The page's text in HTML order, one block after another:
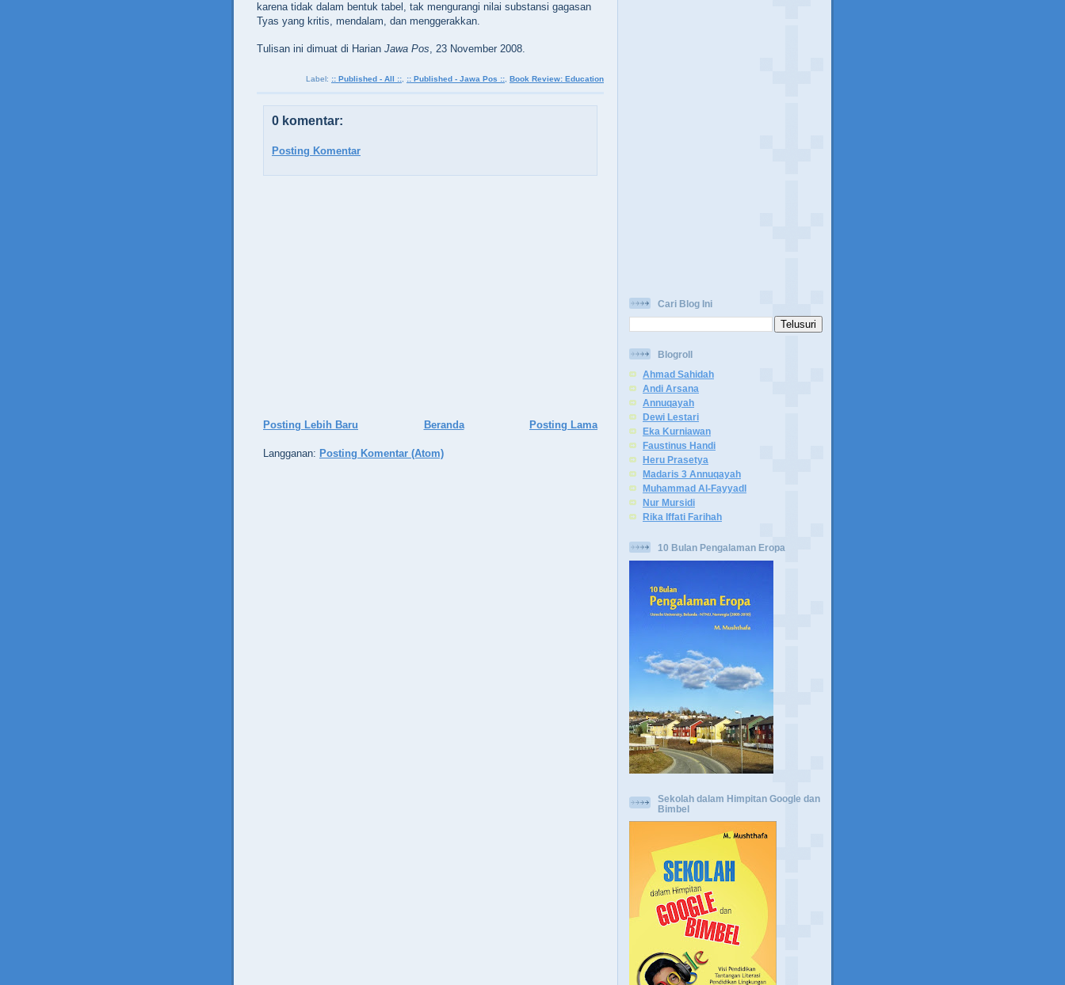
karena tidak dalam bentuk tabel, tak mengurangi nilai substansi gagasan
Tyas yang kritis, mendalam, dan menggerakkan.
Tulisan ini dimuat di Harian Jawa Pos, 23 November 2008.
Label: :: Published - All ::, :: Published - Jawa Pos ::, Book Review: Education
0 komentar:
Posting Komentar
Posting Lebih Baru Posting Lama
Beranda
Langganan: Posting Komentar (Atom)
Cari Blog Ini
Blogroll
Ahmad Sahidah
Andi Arsana
Annuqayah
Dewi Lestari
Eka Kurniawan
Faustinus Handi
Heru Prasetya
Madaris 3 Annuqayah
Muhammad Al-Fayyadl
Nur Mursidi
Rika Iffati Farihah
10 Bulan Pengalaman Eropa
Sekolah dalam Himpitan Google dan
Bimbel